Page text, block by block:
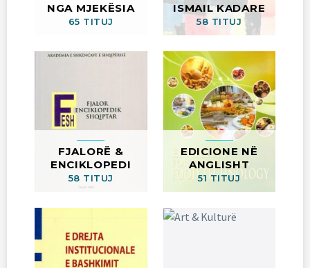
NGA MJEKËSIA
65 TITUJ
ISMAIL KADARE
58 TITUJ
FJALORË &
ENCIKLOPEDI
58 TITUJ
EDICIONE NË
ANGLISHT
51 TITUJ